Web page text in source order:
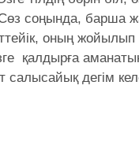
соңында, барша
оның жойылып
қалдырға
салысайық дегім